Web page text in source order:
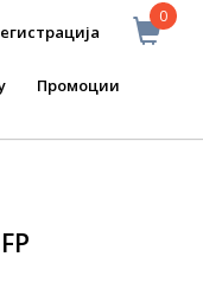
0
Промоции